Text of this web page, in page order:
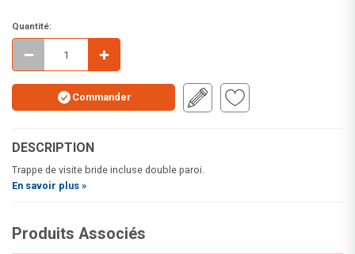
Quantité:
Commander
DESCRIPTION
Trappe de visite bride incluse double paroi.
En savoir plus »
Produits Associés